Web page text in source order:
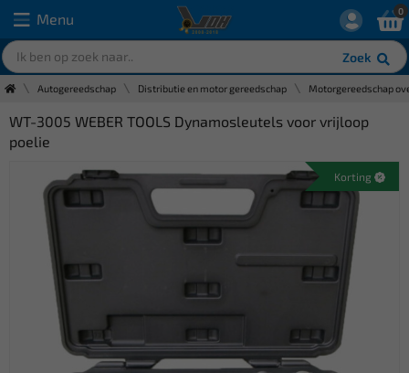
Menu
Zoek
0
Autogereedschap Distributie en motor gereedschap Motorgereedschap
WT-3005 WEBER TOOLS Dynamosleutels voor vrijloop
poelie
Korting